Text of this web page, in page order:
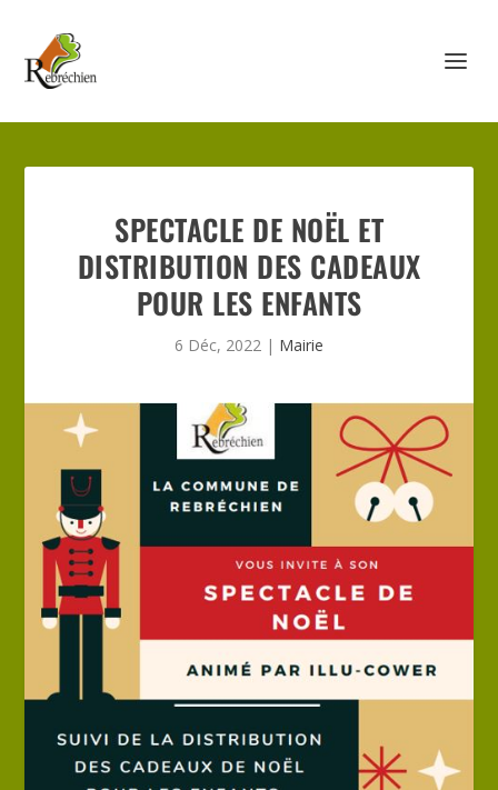
SPECTACLE DE NOËL ET
DISTRIBUTION DES CADEAUX
POUR LES ENFANTS
6 Déc, 2022 | Mairie